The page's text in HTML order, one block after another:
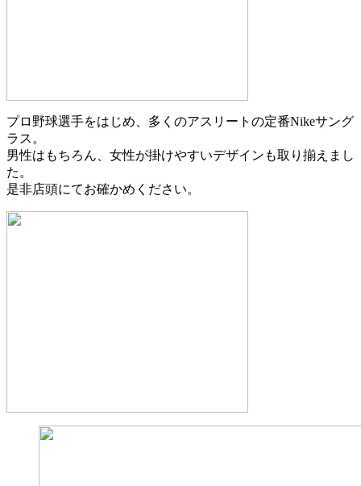
プロ野球選手をはじめ、多くのアスリートの定番Nikeサング
ラス。
男性はもちろん、女性が掛けやすいデザインも取り揃えまし
た。
是非店頭にてお確かめください。